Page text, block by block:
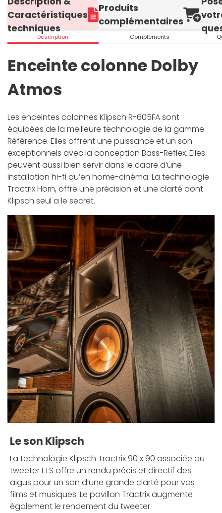
Caractéristiques
techniques
Description
Produits
complémentaires
Compléments
Enceinte colonne Dolby
Atmos
Les enceintes colonnes Klipsch R-605FA sont
équipées de la meilleure technologie de la gamme
Référence. Elles offrent une puissance et un son
exceptionnels avec la conception Bass-Reflex. Elles
peuvent aussi bien servir dans le cadre d’une
installation hi-fi qu’en home-cinéma. La technologie
Tractrix Horn, offre une précision et une clarté dont
Klipsch seul a le secret.
Le son Klipsch
La technologie Klipsch Tractrix 90 x 90 associée au
tweeter LTS offre un rendu précis et directif des
aigus pour un son d’une grande clarté pour vos
films et musiques. Le pavillon Tractrix augmente
également le rendement du tweeter.